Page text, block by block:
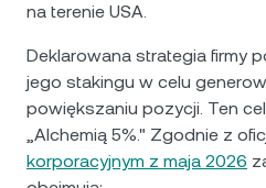
na terenie USA.
Deklarowana strategia firmy
jego stakingu w celu
powiększaniu pozycji. Ten
„Alchemią 5%." Zgodnie z
korporacyjnym z maja 2026